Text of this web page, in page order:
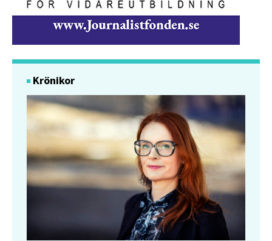
Krönikor